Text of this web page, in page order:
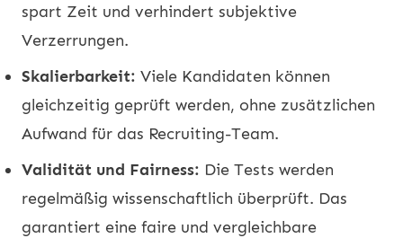
spart Zeit und verhindert subjektive
Verzerrungen.
Skalierbarkeit: Viele Kandidaten können
gleichzeitig geprüft werden, ohne zusätzlichen
Aufwand für das Recruiting-Team.
Validität und Fairness: Die Tests werden
regelmäßig wissenschaftlich überprüft. Das
garantiert eine faire und vergleichbare